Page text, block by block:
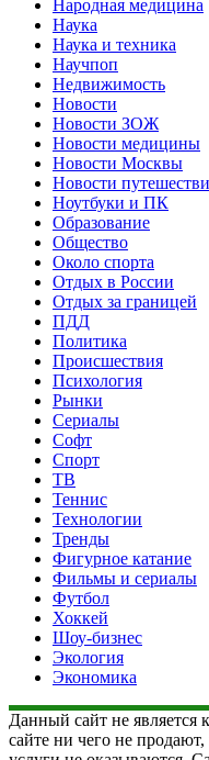
Народная медицина
Наука
Наука и техника
Научпоп
Недвижимость
Новости
Новости ЗОЖ
Новости медицины
Новости Москвы
Новости
Ноутбуки и ПК
Образование
Общество
Около спорта
Отдых в России
Отдых за границей
ПДД
Политика
Происшествия
Психология
Рынки
Сериалы
Софт
Спорт
ТВ
Теннис
Технологии
Тренды
Фигурное катание
Фильмы и сериалы
Футбол
Хоккей
Шоу-бизнес
Экология
Экономика
Данный сайт не является
сайте ни чего не